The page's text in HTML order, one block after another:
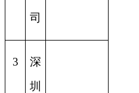
司
3
深
圳